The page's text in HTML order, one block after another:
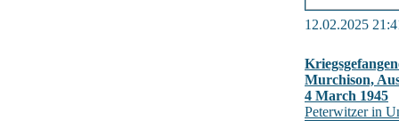
12.02.2025
Murchison,
4 March 1945
Peterwitzer in